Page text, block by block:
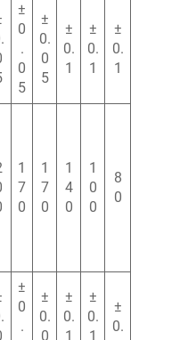
±
0
.
0
5
±
0.
0
5
±
0.
1
±
0.
1
±
0.
1
1
7
0
1
7
0
1
4
0
1
0
0
8
0
±
0
.
±
0.
0
±
0.
1
±
0.
1
±
0.